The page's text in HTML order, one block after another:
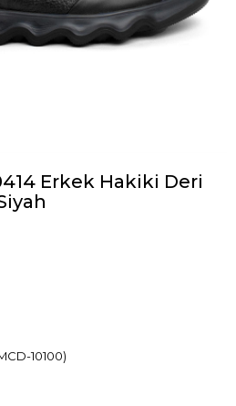
Erkek Hakiki Deri
10100)